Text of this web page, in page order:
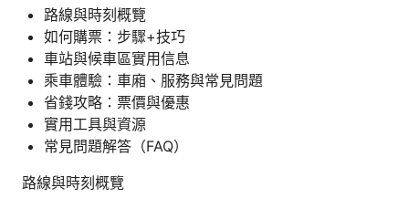
路線與時刻概覽
如何購票：步驟+技巧
車站與候車區實用信息
乘車體驗：車廂、服務與常見問題
省錢攻略：票價與優惠
實用工具與資源
常見問題解答（FAQ）
路線與時刻概覽